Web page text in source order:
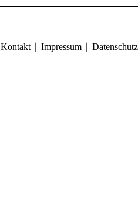
Kontakt Impressum Datenschutz